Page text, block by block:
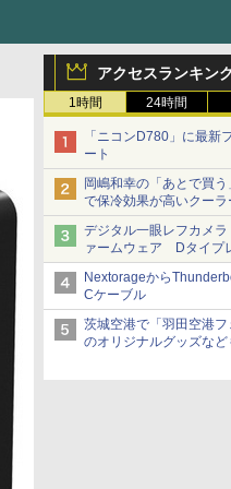
アクセスランキン
1時間 24時間
「ニコンD780」に最新
ート
岡嶋和幸の「あとで買
で保冷効果が高いクー
Watch
デジタル一眼レフカメ
ァームウェア Dタイプ
になる現象の修正など
Nextorageから
Cケーブル
茨城空港で「羽田空港
のオリジナルグッズなど